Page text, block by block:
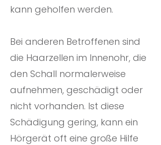
kann geholfen werden.
Bei anderen Betroffenen sind
die Haarzellen im Innenohr, die
den Schall normalerweise
aufnehmen, geschädigt oder
nicht vorhanden. Ist diese
Schädigung gering, kann ein
Hörgerät oft eine große Hilfe